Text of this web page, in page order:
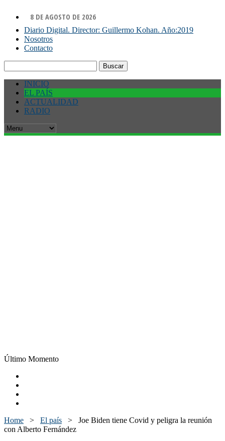
8 DE AGOSTO DE 2026
Diario Digital. Director: Guillermo Kohan. Año:2019
Nosotros
Contacto
INICIO
EL PAÍS
ACTUALIDAD
RADIO
Último Momento
Home > El país > Joe Biden tiene Covid y peligra la reunión
con Alberto Fernández